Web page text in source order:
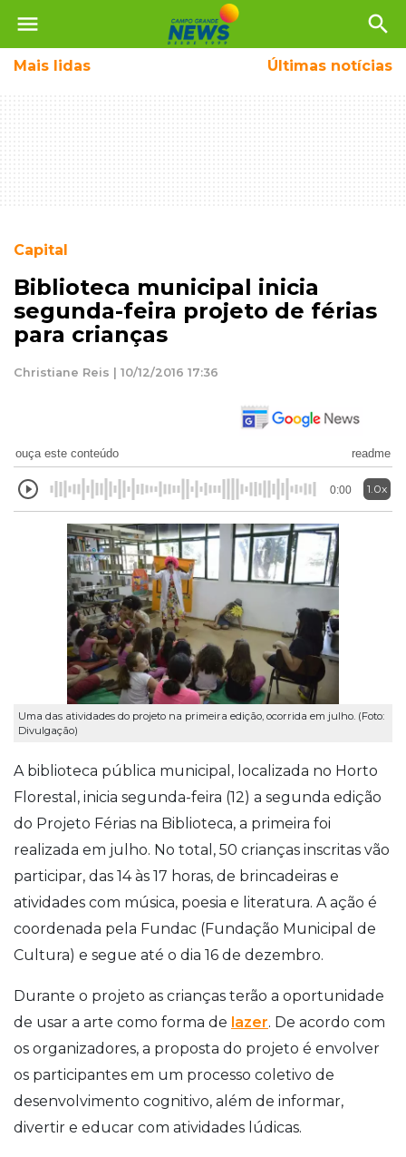
menu search
Mais lidas Últimas notícias
Capital
Biblioteca municipal inicia
segunda-feira projeto de férias
para crianças
Christiane Reis | 10/12/2016 17:36
ouça este conteúdo readme
0:00 1.0x
Uma das atividades do projeto na primeira edição, ocorrida em julho. (Foto:
Divulgação)
A biblioteca pública municipal, localizada no Horto
Florestal, inicia segunda-feira (12) a segunda edição
do Projeto Férias na Biblioteca, a primeira foi
realizada em julho. No total, 50 crianças inscritas vão
participar, das 14 às 17 horas, de brincadeiras e
atividades com música, poesia e literatura. A ação é
coordenada pela Fundac (Fundação Municipal de
Cultura) e segue até o dia 16 de dezembro.
Durante o projeto as crianças terão a oportunidade
de usar a arte como forma de lazer. De acordo com
os organizadores, a proposta do projeto é envolver
os participantes em um processo coletivo de
desenvolvimento cognitivo, além de informar,
divertir e educar com atividades lúdicas.